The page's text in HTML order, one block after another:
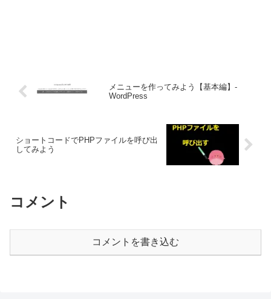
メニューを作ってみよう【基本編】-
WordPress
ショートコードでPHPファイルを呼び出
してみよう
コメント
コメントを書き込む